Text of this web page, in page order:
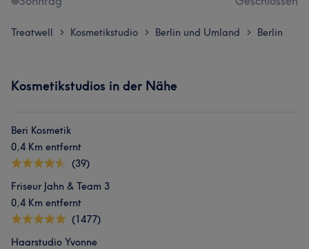
Treatwell > Kosmetikstudio > Berlin und Umland > Berlin
Kosmetikstudios in der Nähe
Beri Kosmetik
0,4 Km entfernt
(39)
Friseur Jahn & Team 3
0,4 Km entfernt
(1477)
Haarstudio Yvonne